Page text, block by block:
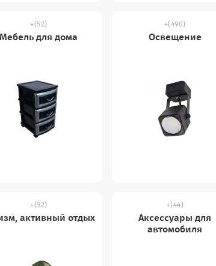
(52)
Мебель для дома
(490)
Освещение
(92)
активный отдых
(44)
Аксессуары для
автомобиля